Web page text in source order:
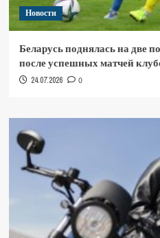
Новости
Беларусь поднялась на две
после успешных матчей
24.07.2026 0